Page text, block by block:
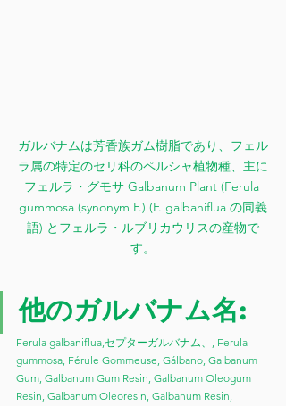
ガルバナムは芳香族ガム樹脂であり、フェル
ラ属の特定のセリ科のペルシャ植物種、主に
フェルラ・グモサ Galbanum Plant (Ferula
gummosa (synonym F.) (F. galbaniflua の同義
語) とフェルラ・ルブリカウリスの産物で
す。
他のガルバナ​​ム名:
Ferula galbaniflua,セプターガルバナム、, Ferula
gummosa, Férule Gommeuse, Gálbano, Galbanum
Gum, Galbanum Gum Resin, Galbanum Oleogum
Resin, Galbanum Oleoresin, Galbanum Resin,